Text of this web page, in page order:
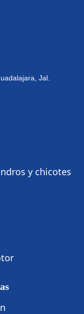
Jal.
y chicotes